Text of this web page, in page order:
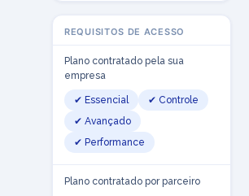
REQUISITOS DE ACESSO
Plano contratado pela sua
empresa
✔ Essencial
✔ Controle
✔ Avançado
✔ Performance
Plano contratado por parceiro